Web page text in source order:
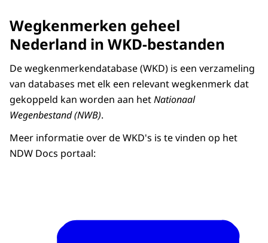
Wegkenmerken geheel
Nederland in WKD-bestanden
De wegkenmerkendatabase (WKD) is een verzameling
van databases met elk een relevant wegkenmerk dat
gekoppeld kan worden aan hetNationaal
Wegenbestand (NWB).
Meer informatie over de WKD's is te vinden op het
NDW Docs portaal: